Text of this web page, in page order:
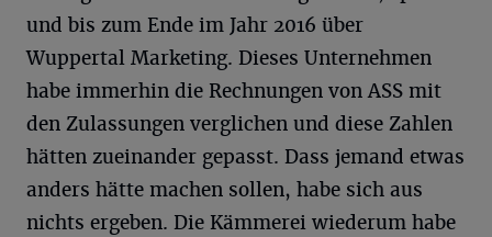
und bis zum Ende im Jahr 2016 über
Wuppertal Marketing. Dieses Unternehmen
habe immerhin die Rechnungen von ASS mit
den Zulassungen verglichen und diese Zahlen
hätten zueinander gepasst. Dass jemand etwas
anders hätte machen sollen, habe sich aus
nichts ergeben. Die Kämmerei wiederum habe